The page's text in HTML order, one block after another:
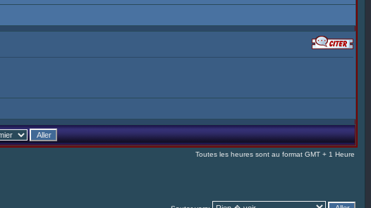
Toutes les heures sont au format GMT + 1 Heure